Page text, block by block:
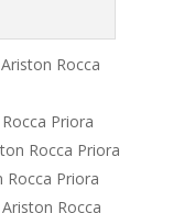
Rocca
Priora
Rocca Priora
Rocca Priora
Rocca